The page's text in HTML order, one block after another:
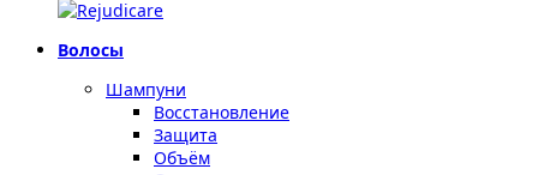
Волосы
Шампуни
Восстановление
Защита
Объём